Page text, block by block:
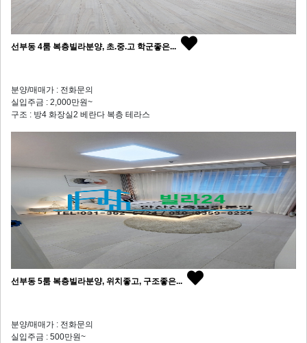
선부동 4룸 복층빌라분양, 초.중.고 학군좋은...
분양/매매가 : 전화문의
실입주금 : 2,000만원~
구조 : 방4 화장실2 베란다 복층 테라스
선부동 5룸 복층빌라분양, 위치좋고, 구조좋은...
분양/매매가 : 전화문의
실입주금 : 500만원~